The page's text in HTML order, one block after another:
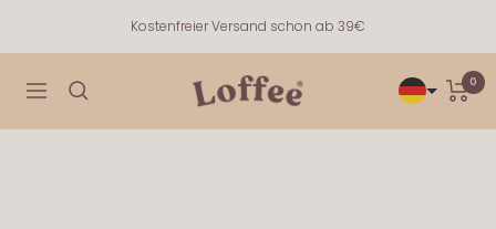
Kostenfreier Versand schon ab 39€
Navigation Loffee 0